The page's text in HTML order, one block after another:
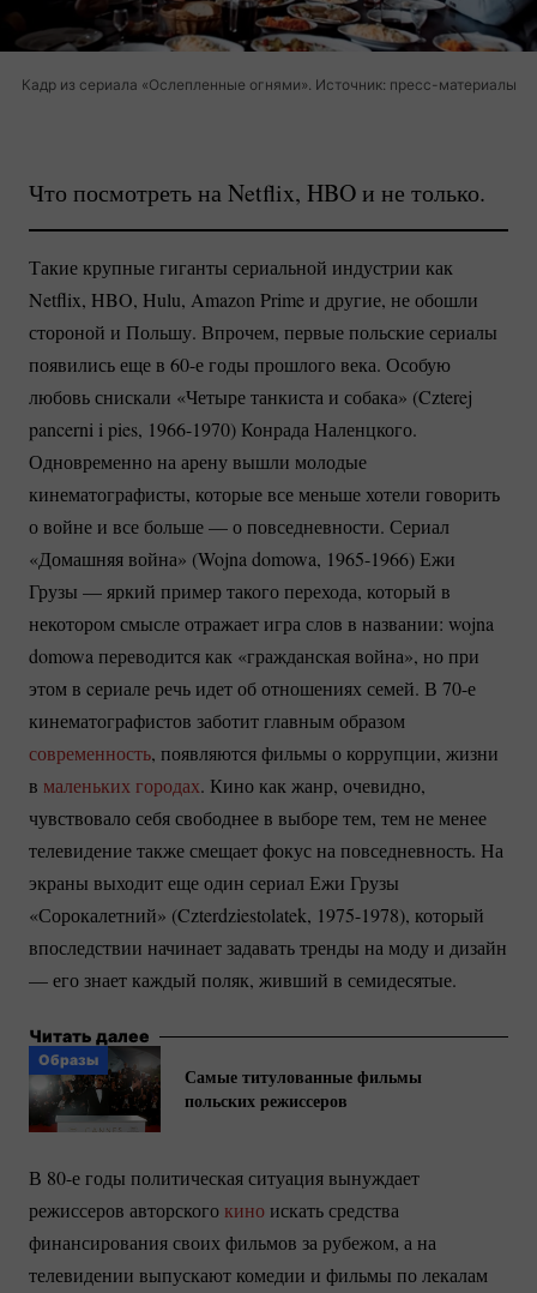
Кадр из сериала «Ослепленные огнями». Источник: пресс-материалы
Что посмотреть на Netflix, HBO и не только.
Такие крупные гиганты сериальной индустрии как
Netflix, HBO, Hulu, Amazon Prime и другие, не обошли
стороной и Польшу. Впрочем, первые польские сериалы
появились еще в 60-е годы прошлого века. Особую
любовь снискали «Четыре танкиста и собака» (Czterej
pancerni i pies, 1966-1970) Конрада Наленцкого.
Одновременно на арену вышли молодые
кинематографисты, которые все меньше хотели говорить
о войне и все больше — о повседневности. Сериал
«Домашняя война» (Wojna domowa, 1965-1966) Ежи
Грузы — яркий пример такого перехода, который в
некотором смысле отражает игра слов в названии: wojna
domowa переводится как «гражданская война», но при
этом в cериале речь идет об отношениях семей. В 70-е
кинематографистов заботит главным образом
современность, появляются фильмы о коррупции, жизни
в маленьких городах. Кино как жанр, очевидно,
чувствовало себя свободнее в выборе тем, тем не менее
телевидение также смещает фокус на повседневность. На
экраны выходит еще один сериал Ежи Грузы
«Сорокалетний» (Czterdziestolatek, 1975-1978), который
впоследствии начинает задавать тренды на моду и дизайн
— его знает каждый поляк, живший в семидесятые.
Читать далее
Образы
Самые титулованные фильмы
польских режиссеров
В 80-е годы политическая ситуация вынуждает
режиссеров авторского киноискать средства
финансирования своих фильмов за рубежом, а на
телевидении выпускают комедии и фильмы по лекалам